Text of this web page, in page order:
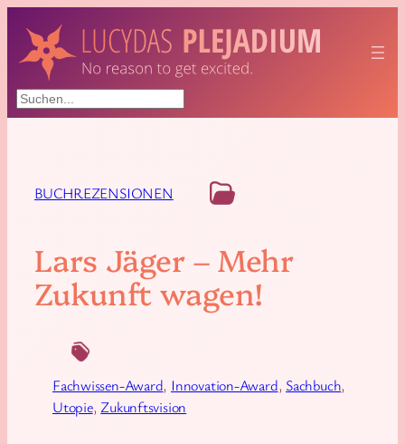
Suchen
BUCHREZENSIONEN
Lars Jäger – Mehr
Zukunft wagen!
Fachwissen-Award, Innovation-Award, Sachbuch
Utopie, Zukunftsvision